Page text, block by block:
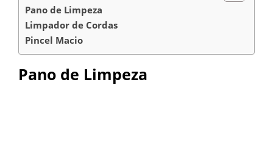
Pano de Limpeza
Limpador de Cordas
Pincel Macio
Pano de Limpeza